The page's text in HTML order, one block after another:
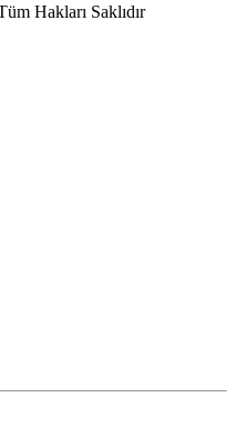
Hakları Saklıdır